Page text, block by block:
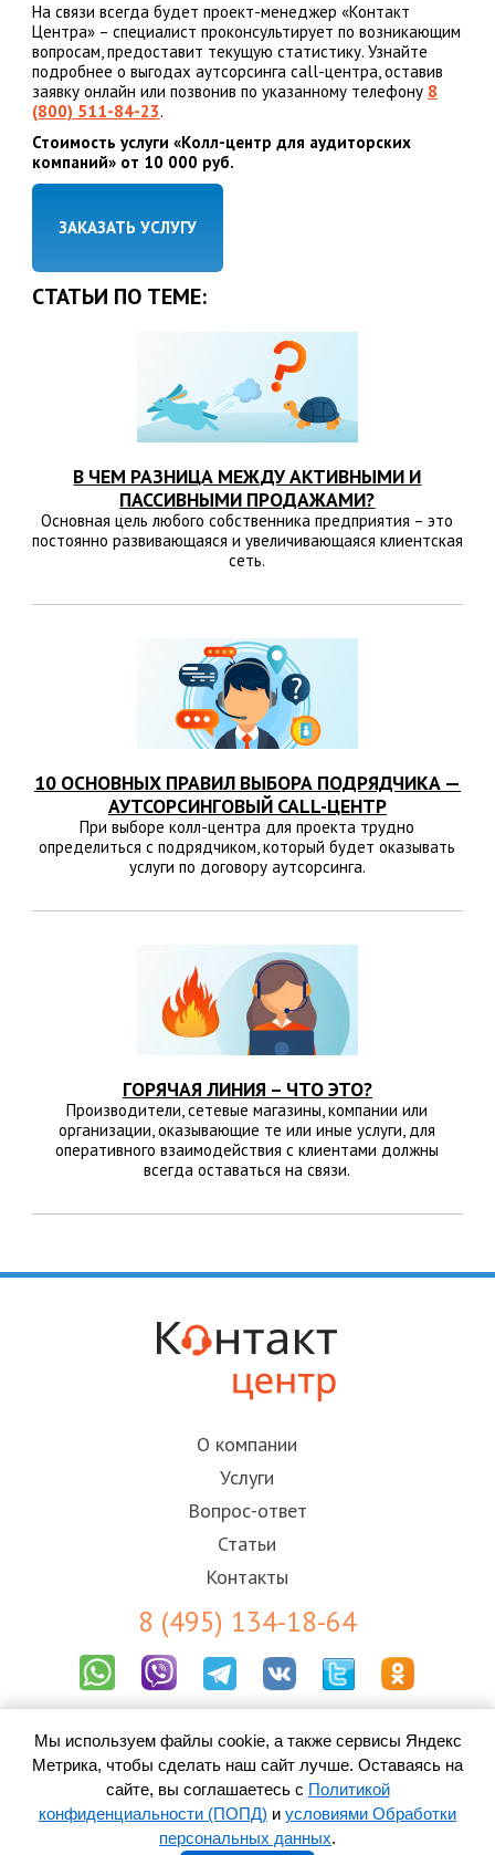
На связи всегда будет проект-менеджер «Контакт
Центра» – специалист проконсультирует по возникающим
вопросам, предоставит текущую статистику. Узнайте
подробнее о выгодах аутсорсинга call-центра, оставив
заявку онлайн или позвонив по указанному телефону 8
(800) 511-84-23.
Стоимость услуги «Колл-центр для аудиторских
компаний» от 10 000 руб.
ЗАКАЗАТЬ УСЛУГУ
СТАТЬИ ПО ТЕМЕ:
В ЧЕМ РАЗНИЦА МЕЖДУ АКТИВНЫМИ И
ПАССИВНЫМИ ПРОДАЖАМИ?
Основная цель любого собственника предприятия – это
постоянно развивающаяся и увеличивающаяся клиентская
сеть.
10 ОСНОВНЫХ ПРАВИЛ ВЫБОРА ПОДРЯДЧИКА —
АУТСОРСИНГОВЫЙ CALL-ЦЕНТР
При выборе колл-центра для проекта трудно
определиться с подрядчиком, который будет оказывать
услуги по договору аутсорсинга.
ГОРЯЧАЯ ЛИНИЯ – ЧТО ЭТО?
Производители, сетевые магазины, компании или
организации, оказывающие те или иные услуги, для
оперативного взаимодействия с клиентами должны
всегда оставаться на связи.
О компании
Услуги
Вопрос-ответ
Статьи
Контакты
8 (495) 134-18-64
Пользовательское соглашение
Политика конфиденциальности (ПОПД)
Согласие на обработку персональных данных
Мы используем файлы cookie, а также сервисы Яндекс
Метрика, чтобы сделать наш сайт лучше. Оставаясь на
сайте, вы соглашаетесь с Политикой
конфиденциальности (ПОПД) и условиями Обработки
персональных данных.